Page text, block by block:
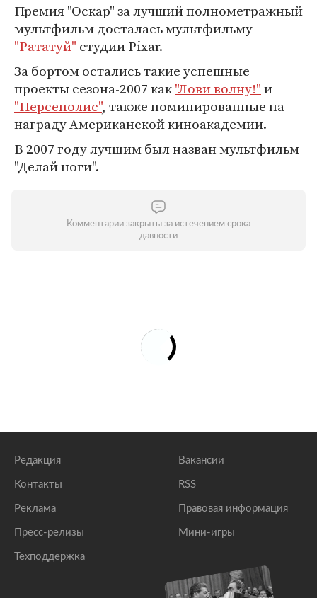
Премия "Оскар" за лучший полнометражный
мультфильм досталась мультфильму
"Рататуй" студии Pixar.
За бортом остались такие успешные
проекты сезона-2007 как"Лови волну!"и
"Персеполис", также номинированные на
награду Американской киноакадемии.
В 2007 году лучшим был назван мультфильм
"Делай ноги".
Комментарии закрыты за истечением срока
давности
Редакция
Контакты
Реклама
Пресс-релизы
Техподдержка
Вакансии
RSS
Правовая информация
Мини-игры